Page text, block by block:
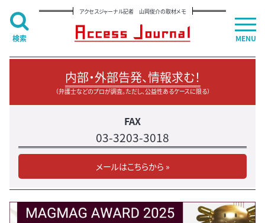
アクセスジャーナル記者 山岡俊介の取材メモ
内部・外部告発、情報求む！
（弁護士などのプロが調査。ただし、公益性あるケースに限る）
FAX
03-3203-3018
メールはこちらから »
MENU
検索